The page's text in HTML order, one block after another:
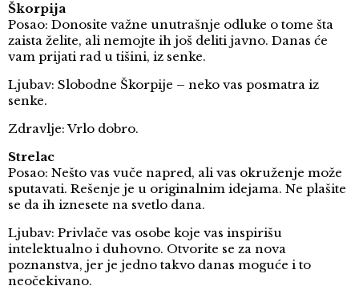
Škorpija
Posao: Donosite važne unutrašnje odluke o tome šta
zaista želite, ali nemojte ih još deliti javno. Danas će
vam prijati rad u tišini, iz senke.
Ljubav: Slobodne Škorpije – neko vas posmatra iz
senke.
Zdravlje: Vrlo dobro.
Strelac
Posao: Nešto vas vuče napred, ali vas okruženje može
sputavati. Rešenje je u originalnim idejama. Ne plašite
se da ih iznesete na svetlo dana.
Ljubav: Privlače vas osobe koje vas inspirišu
intelektualno i duhovno. Otvorite se za nova
poznanstva, jer je jedno takvo danas moguće i to
neočekivano.